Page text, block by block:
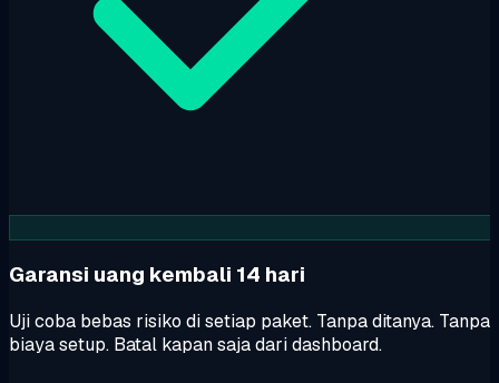
Garansi uang kembali 14 hari
Uji coba bebas risiko di setiap paket. Tanpa ditanya. Tanpa
biaya setup. Batal kapan saja dari dashboard.